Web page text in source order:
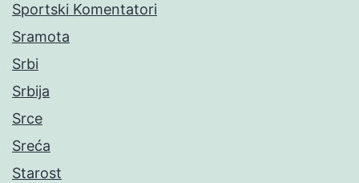
Sportski Komentatori
Sramota
Srbi
Srbija
Srce
Sreća
Starost